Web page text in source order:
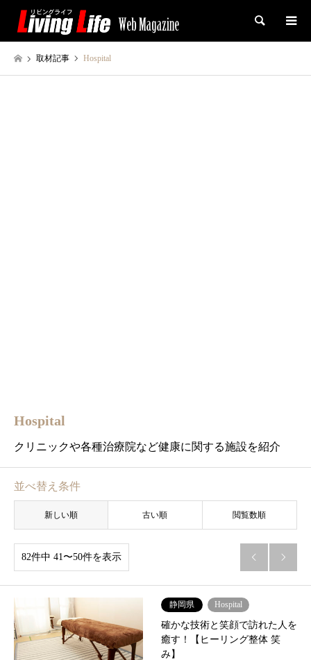
検索
取材記事 Hospital
Hospital
クリニックや各種治療院など健康に関する施設を紹介
並べ替え条件
新しい順 古い順 閲覧数順
82件中 41〜50件を表示  
静岡県 Hospital
確かな技術と笑顔で訪れた人を
癒す！【ヒーリング整体 笑
み】